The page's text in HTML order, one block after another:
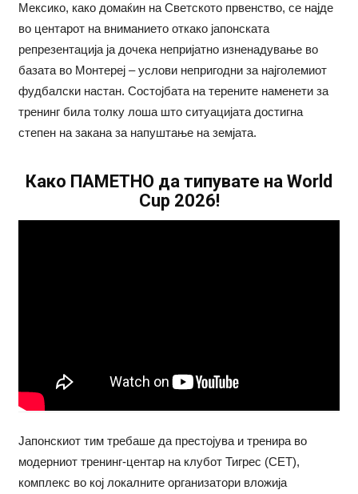
Мексико, како домаќин на Светското првенство, се најде
во центарот на вниманието откако јапонската
репрезентација ја дочека непријатно изненадување во
базата во Монтереј – услови непригодни за најголемиот
фудбалски настан. Состојбата на терените наменети за
тренинг била толку лоша што ситуацијата достигна
степен на закана за напуштање на земјата.
Како ПАМЕТНО да типувате на World
Cup 2026!
Јапонскиот тим требаше да престојува и тренира во
модерниот тренинг-центар на клубот Тигрес (CET),
комплекс во кој локалните организатори вложија